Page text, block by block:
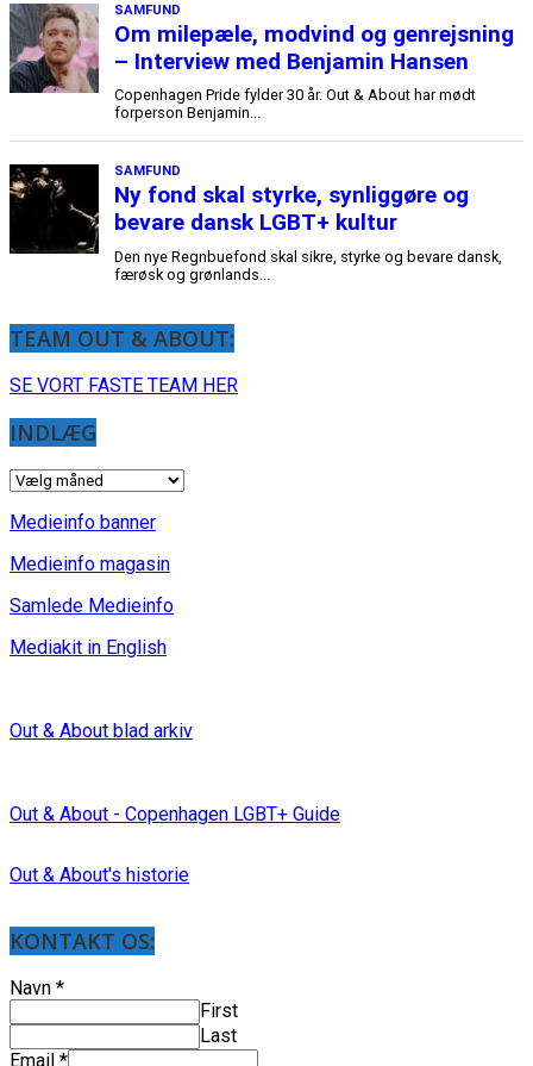
SAMFUND
Om milepæle, modvind og genrejsning
– Interview med Benjamin Hansen
Copenhagen Pride fylder 30 år. Out & About har mødt
forperson Benjamin...
SAMFUND
Ny fond skal styrke, synliggøre og
bevare dansk LGBT+ kultur
Den nye Regnbuefond skal sikre, styrke og bevare dansk,
færøsk og grønlands...
TEAM OUT & ABOUT:
SE VORT FASTE TEAM HER
INDLÆG
INDLÆG
Medieinfo banner
Medieinfo magasin
Samlede Medieinfo
Mediakit in English
Out & About blad arkiv
Out & About - Copenhagen LGBT+ Guide
Out & About's historie
KONTAKT OS:
Navn *
First
Last
Email *